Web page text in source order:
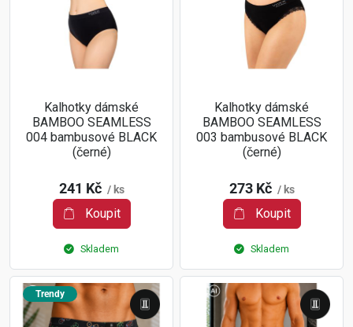
Kalhotky dámské
BAMBOO SEAMLESS
004 bambusové BLACK
(černé)
241 Kč / ks
Koupit
Skladem
Kalhotky dámské
BAMBOO SEAMLESS
003 bambusové BLACK
(černé)
273 Kč / ks
Koupit
Skladem
Trendy